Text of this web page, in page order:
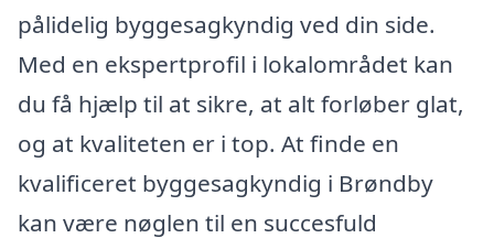
pålidelig byggesagkyndig ved din side.
Med en ekspertprofil i lokalområdet kan
du få hjælp til at sikre, at alt forløber glat,
og at kvaliteten er i top. At finde en
kvalificeret byggesagkyndig i Brøndby
kan være nøglen til en succesfuld